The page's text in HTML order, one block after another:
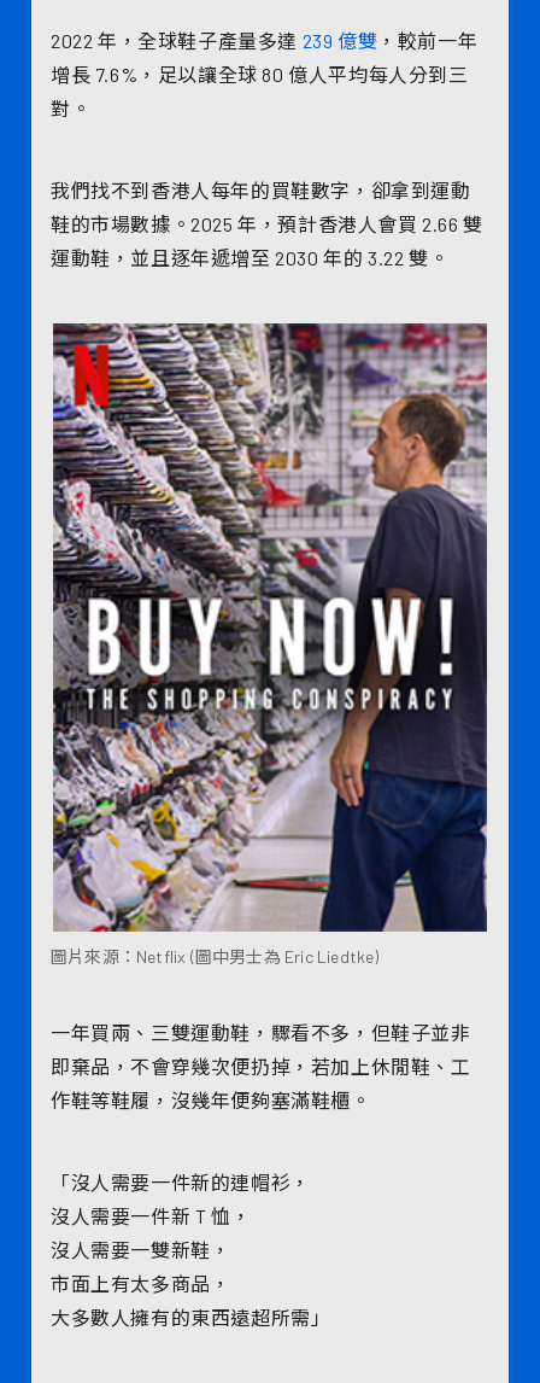
2022 年，全球鞋子產量多達 239 億雙 ，較前一年
增長 7.6%，足以讓全球 80 億人平均每人分到三
對。
我們找不到香港人每年的買鞋數字，卻拿到運動
鞋的市場數據。2025 年，預計香港人會買 2.66 雙
運動鞋，並且逐年遞增至 2030 年的 3.22 雙。
圖片來源：Netflix (圖中男士為 Eric Liedtke)
一年買兩、三雙運動鞋，驟看不多，但鞋子並非
即棄品，不會穿幾次便扔掉，若加上休閒鞋、工
作鞋等鞋履，沒幾年便夠塞滿鞋櫃。
「沒人需要一件新的連帽衫，
沒人需要一件新 T 恤，
沒人需要一雙新鞋，
市面上有太多商品，
大多數人擁有的東西遠超所需」